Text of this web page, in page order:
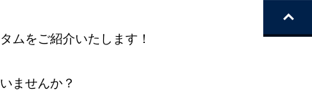
ムをご紹介いたします！
ませんか？